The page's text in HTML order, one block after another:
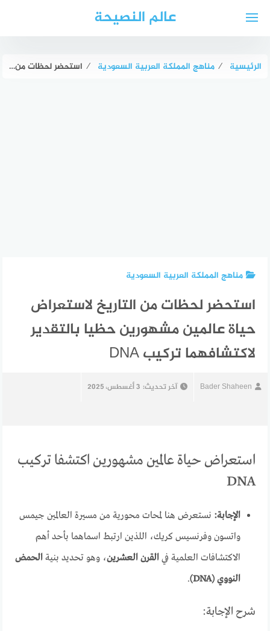
عالم النصيحة
الرئيسية ⁄ مناهج المملكة العربية السعودية ⁄ استحضر لحظات من التاريخ لاستعراض حياة عالمين مشهورين حظيا بالتقدير لاكتشافهما ترکیب DNA
مناهج المملكة العربية السعودية
استحضر لحظات من التاريخ لاستعراض
حياة عالمين مشهورين حظيا بالتقدير
لاكتشافهما ترکیب DNA
Bader Shaheen آخر تحديث: 3 أغسطس، 2025
استعراض حياة عالمين مشهورين اكتشفا تركيب
DNA
الإجابة: نستعرض هنا لمحات محورية من مسيرة العالمين جيمس
واتسون وفرنسيس كريك، اللذين ارتبط اسماهما بأحد أهم
الاكتشافات العلمية فيالقرن العشرين، وهو تحديد بنيةالحمض
النووي (DNA)
.
شرح الإجابة: